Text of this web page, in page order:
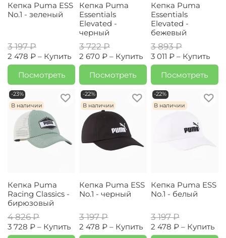
Кепка Puma ESS
No.1 - зеленый
3 197 ₽
2 478 ₽ – Купить
Посмотреть
Кепка Puma
Essentials
Elevated -
черный
3 722 ₽
2 670 ₽ – Купить
Посмотреть
Кепка Puma
Essentials
Elevated -
бежевый
3 893 ₽
3 011 ₽ – Купить
Посмотреть
-23%
В наличии
Кепка Puma
Racing Classics -
бирюзовый
4 826 ₽
3 728 ₽ – Купить
-22%
В наличии
Кепка Puma ESS
No.1 - черный
3 197 ₽
2 478 ₽ – Купить
-22%
В наличии
Кепка Puma ESS
No.1 - белый
3 197 ₽
2 478 ₽ – Купить